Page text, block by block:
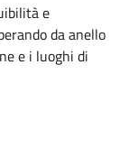
e
da anello
e i luoghi di